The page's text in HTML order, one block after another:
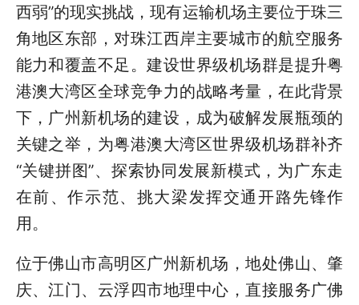
西弱”的现实挑战，现有运输机场主要位于珠三
角地区东部，对珠江西岸主要城市的航空服务
能力和覆盖不足。建设世界级机场群是提升粤
港澳大湾区全球竞争力的战略考量，在此背景
下，广州新机场的建设，成为破解发展瓶颈的
关键之举，为粤港澳大湾区世界级机场群补齐
“关键拼图”、探索协同发展新模式，为广东走
在前、作示范、挑大梁发挥交通开路先锋作
用。
位于佛山市高明区广州新机场，地处佛山、肇
庆、江门、云浮四市地理中心，直接服务广佛